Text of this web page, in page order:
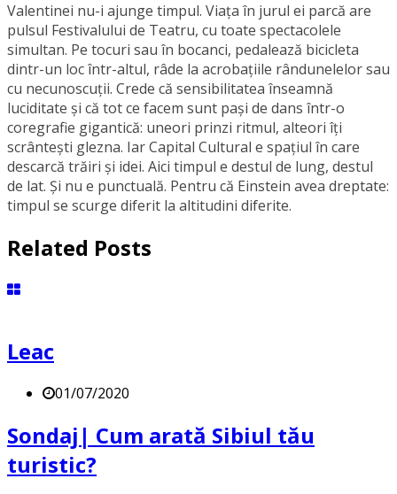
Valentinei nu-i ajunge timpul. Viața în jurul ei parcă are
pulsul Festivalului de Teatru, cu toate spectacolele
simultan. Pe tocuri sau în bocanci, pedalează bicicleta
dintr-un loc într-altul, râde la acrobațiile rândunelelor sau
cu necunoscuții. Crede că sensibilitatea înseamnă
luciditate și că tot ce facem sunt pași de dans într-o
coregrafie gigantică: uneori prinzi ritmul, alteori îți
scrântești glezna. Iar Capital Cultural e spațiul în care
descarcă trăiri și idei. Aici timpul e destul de lung, destul
de lat. Și nu e punctuală. Pentru că Einstein avea dreptate:
timpul se scurge diferit la altitudini diferite.
Related Posts
Leac
01/07/2020
Sondaj| Cum arată Sibiul tău
turistic?